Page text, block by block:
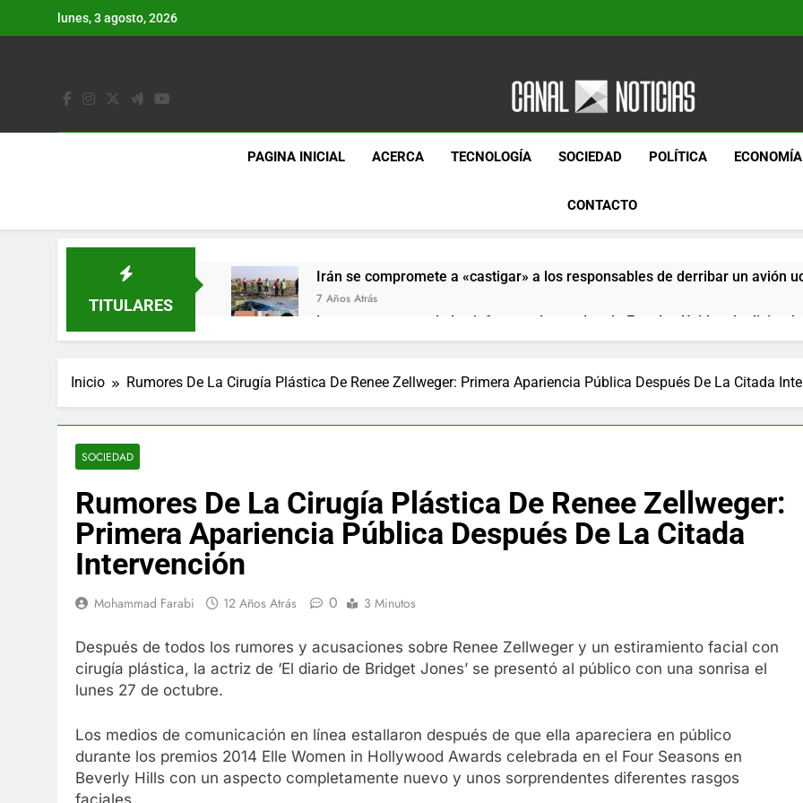
lunes, 3 agosto, 2026
Canal Noticias
Canal Noticias
PAGINA INICIAL ACERCA TECNOLOGÍA SOCIEDAD POLÍTICA ECONOMÍA
CONTACTO
TITULARES
Irán se compromete a «castigar» a los responsables de derribar un avión
7 Años Atrás
Lo que se espera de los informes de empleo de Estados Unidos de
7 Años Atrás
7 Años Atrás
El famoso chef y restaurador, Carl Ruiz, muere a los 44 años
Cápsulas Ultra Max Testo a Precios Especiales en México, Chile, Argentina,
Más
7 Años Atrás
Pharma Flex RX en México – Descuentos Masivos en Mercado Libre
Crucero en México te lleva a lugares paranormales con binoculares de
7 Años Atrás
La Inteligencia Artificial deepfake de Samsung fabrica un clip de
Inicio Rumores De La Cirugía Plástica De Renee Zellweger: Primera Apariencia Pública Después De La Citada
SOCIEDAD
Rumores De La Cirugía Plástica De Renee Zellweger:
Primera Apariencia Pública Después De La Citada
Intervención
Mohammad Farabi 12 Años Atrás 0 3 Minutos
Después de todos los rumores y acusaciones sobre Renee Zellweger y un estiramiento facial con
cirugía plástica, la actriz de ‘El diario de Bridget Jones’ se presentó al público con una sonrisa el
lunes 27 de octubre.
Los medios de comunicación en línea estallaron después de que ella apareciera en público
durante los premios 2014 Elle Women in Hollywood Awards celebrada en el Four Seasons en
Beverly Hills con un aspecto completamente nuevo y unos sorprendentes diferentes rasgos
faciales.